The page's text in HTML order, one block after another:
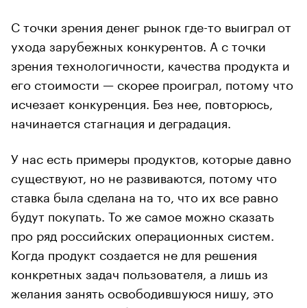
С точки зрения денег рынок где-то выиграл от
ухода зарубежных конкурентов. А с точки
зрения технологичности, качества продукта и
его стоимости — скорее проиграл, потому что
исчезает конкуренция. Без нее, повторюсь,
начинается стагнация и деградация.
У нас есть примеры продуктов, которые давно
существуют, но не развиваются, потому что
ставка была сделана на то, что их все равно
будут покупать. То же самое можно сказать
про ряд российских операционных систем.
Когда продукт создается не для решения
конкретных задач пользователя, а лишь из
желания занять освободившуюся нишу, это